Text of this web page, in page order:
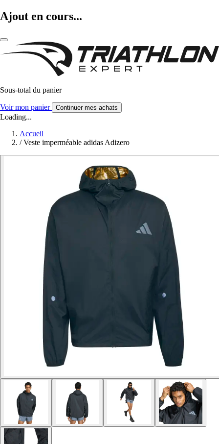
Ajout en cours...
Sous-total du panier
Voir mon panier Continuer mes achats
Loading...
Accueil
/ Veste imperméable adidas Adizero